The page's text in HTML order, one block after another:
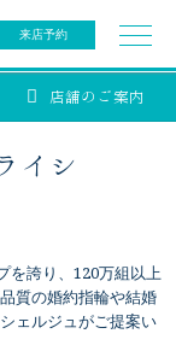
来店予約
店舗のご案内
5222
イシ
を誇り、120万組以上
質の婚約指輪や結婚
ェルジュがご提案い